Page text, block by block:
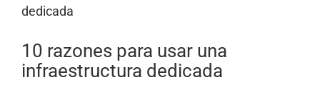
dedicada
10 razones para usar una
infraestructura dedicada